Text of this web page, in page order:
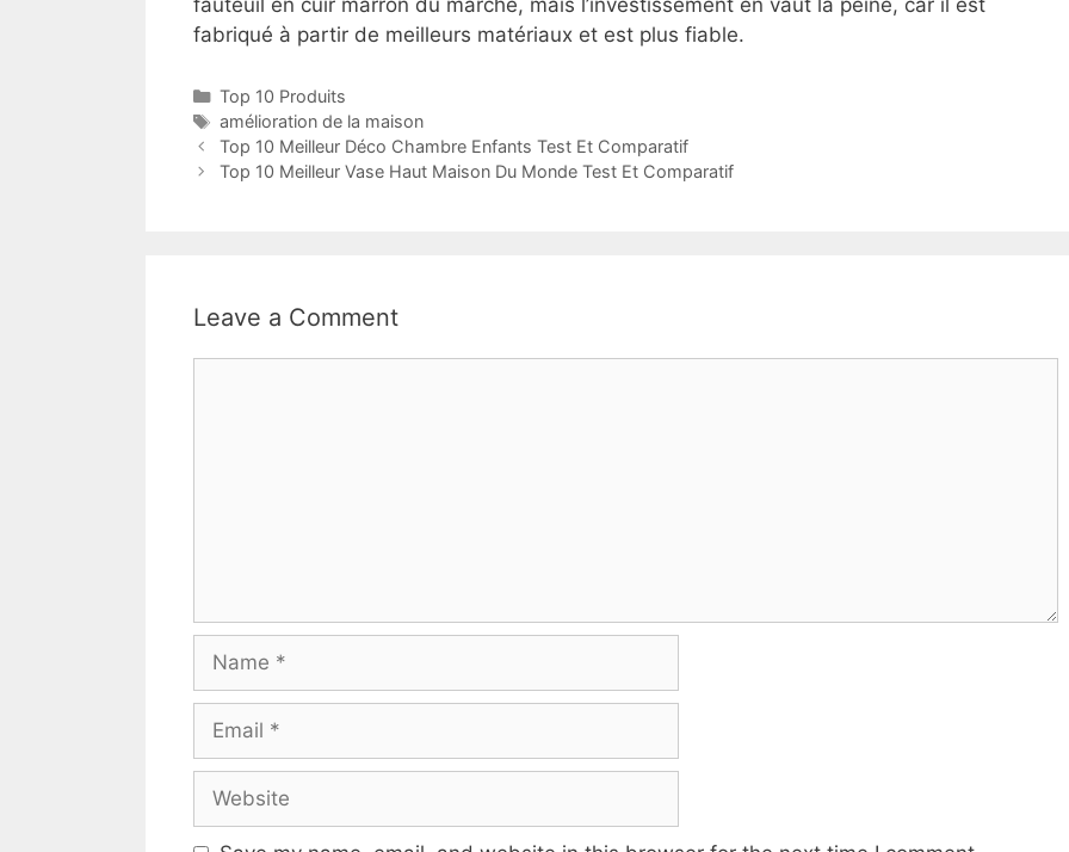
fabriqué à partir de meilleurs matériaux et est plus fiable.
Top 10 Produits
amélioration de la maison
Top 10 Meilleur Déco Chambre Enfants Test Et Comparatif
Top 10 Meilleur Vase Haut Maison Du Monde Test Et Comparatif
Leave a Comment